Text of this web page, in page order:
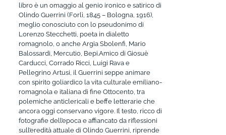
libro è un omaggio al genio ironico e satirico di
Olindo Guerrini (Forlì, 1845 – Bologna, 1916),
meglio conosciuto con lo pseudonimo di
Lorenzo Stecchetti, poeta in dialetto
romagnolo, o anche Argia Sbolenfi, Mario
Balossardi, Mercutio, Bepi.Amico di Giosuè
Carducci, Corrado Ricci, Luigi Rava e
Pellegrino Artusi, il Guerrini seppe animare
con spirito goliardico la vita culturale emiliano-
romagnola e italiana di fine Ottocento, tra
polemiche anticlericali e beffe letterarie che
ancora oggi conservano vigore. Il testo, ricco di
fotografie dell’epoca e affiancato da riflessioni
sull’eredità attuale di Olindo Guerrini, riprende